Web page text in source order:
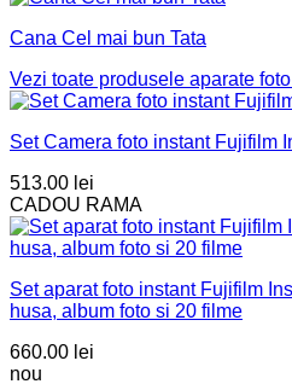
Cana Cel mai bun Tata
Vezi toate produsele aparate
Set Camera foto instant Fujifilm
513.00 lei
CADOU RAMA
Set aparat foto instant Fujifilm
husa, album foto si 20 filme
660.00 lei
nou